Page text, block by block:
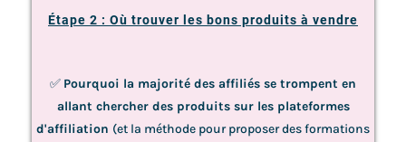
Étape 2 : Où trouver les bons produits à vendre
✅ Pourquoi la majorité des affiliés se trompent en
allant chercher des produits sur les plateformes
d'affiliation (et la méthode pour proposer des formations